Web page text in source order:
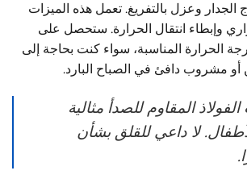
وعزل بالتفريغ. تعمل هذه الميزات
وإبطاء انتقال الحرارة. ستحصل على
الحرارة المناسبة، سواء كنت بحاجة إلى
أو مشروب دافئ في الصباح البارد.
المقاوم للصدأ مثالية
لا داعي للقلق بشأن